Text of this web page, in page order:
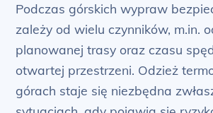
Podczas górskich wypraw
zależy od wielu czynników, m.in.
planowanej trasy oraz czasu
otwartej przestrzeni. Odzież
górach staje się niezbędna